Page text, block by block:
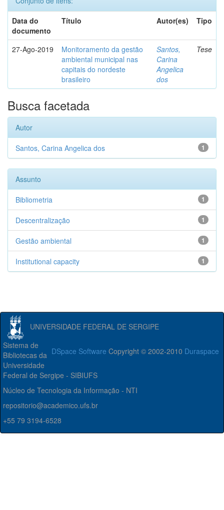
Data do
documento
Título Autor(es) Tipo
27-Ago-2019
Monitoramento da gestão
ambiental municipal nas
capitais do nordeste
brasileiro
Santos,
Carina
Angelica
dos
Tese
Busca facetada
Autor
1
Santos, Carina Angelica dos
Assunto
1
Bibliometria
1
Descentralização
1
Gestão ambiental
1
Institutional capacity
UNIVERSIDADE FEDERAL DE SERGIPE
DSpace Software Copyright © 2002-2010 Duraspace
Sistema de
Bibliotecas da
Universidade
Federal de Sergipe - SIBIUFS
Núcleo de Tecnologia da Informação - NTI
repositorio@academico.ufs.br
+55 79 3194-6528